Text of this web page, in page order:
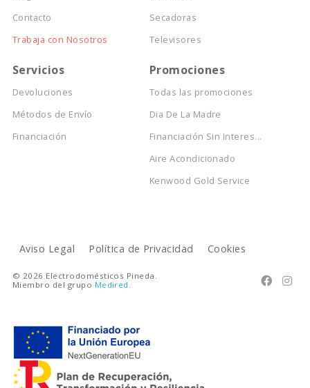
Contacto
Trabaja con Nosotros
Secadoras
Televisores
Servicios
Devoluciones
Métodos de Envío
Financiación
Promociones
Todas las promociones
Dia De La Madre
Financiación Sin Interes...
Aire Acondicionado
Kenwood Gold Service
Aviso Legal Política de Privacidad Cookies
 
© 2026 Electrodomésticos Pineda.
Miembro del grupo Medired .